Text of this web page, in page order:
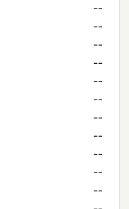
--
--
--
--
--
--
--
--
--
--
--